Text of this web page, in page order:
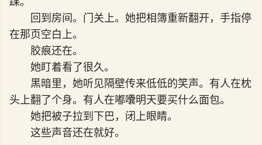
回到房间。门关上。她把相簿重新翻开，手指停
在那页空白上。
胶痕还在。
她盯着看了很久。
黑暗里，她听见隔壁传来低低的笑声。有人在枕
头上翻了个身。有人在嘟囔明天要买什么面包。
她把被子拉到下巴，闭上眼睛。
这些声音还在就好。